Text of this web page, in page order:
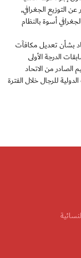
التوزيع الجغرافي,
أسوة بالنظام
بشأن تعديل مكافآت
الدرجة الأولى
الصادر من الاتحاد
للرجال خلال الفترة